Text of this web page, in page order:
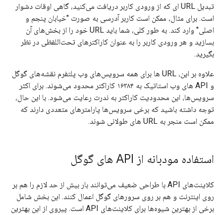
تبدیل URL ای که از ورودی کاربر دریافت می‌کنید، گاهی اوقات دشوار
است. برای مثال، ممکن است کاربر آدرسی به صورت "خیابان پنجم و
اصلی" وارد کند. به طور کلی، شما باید URL خود را از بخش‌های آن
بسازید و هر ورودی کاربر را به عنوان کاراکترهای تحت‌اللفظی در نظر
بگیرید.
علاوه بر این، URL ها برای همه سرویس‌های وب پلتفرم نقشه‌های گوگل
و API های وب استاتیک به ۱۶۳۸۴ کاراکتر محدود می‌شوند. برای اکثر
سرویس‌ها، این محدودیت کاراکتر به ندرت رعایت می‌شود. با این حال،
توجه داشته باشید که برخی سرویس‌ها پارامترهای متعددی دارند که
ممکن است منجر به URL های طولانی شوند.
استفاده مودبانه از API های گوگل
کلاینت‌های API با طراحی ضعیف می‌توانند بار بیش از حد لازم را هم بر
روی اینترنت و هم بر روی سرورهای گوگل اعمال کنند. این بخش شامل
برخی از بهترین شیوه‌ها برای کلاینت‌های API است. پیروی از این بهترین